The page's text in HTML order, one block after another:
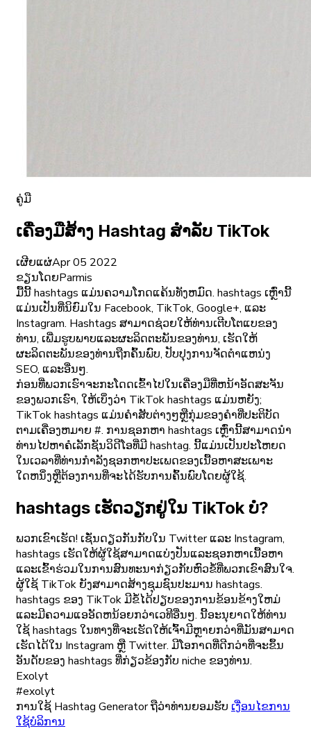
ຄູ່ມື
ເຄື່ອງມືສ້າງ Hashtag ສໍາລັບ TikTok
ເຜີຍແຜ່Apr 05 2022
ຂຽນໂດຍParmis
ມື້ນີ້ hashtags ແມ່ນຄວາມໂກດແຄ້ນທັງຫມົດ. hashtags ເຫຼົ່ານີ້
ແມ່ນເປັນທີ່ນິຍົມໃນ Facebook, TikTok, Google+, ແລະ
Instagram. Hashtags ສາມາດຊ່ວຍໃຫ້ທ່ານເຕີບໂຕແບຂອງ
ທ່ານ, ເພີ່ມຮູບພາບແລະຜະລິດຕະພັນຂອງທ່ານ, ເຮັດໃຫ້
ຜະລິດຕະພັນຂອງທ່ານຖືກຄົ້ນພົບ, ປັບປຸງການຈັດຕໍາແຫນ່ງ
SEO, ແລະອື່ນໆ.
ກ່ອນທີ່ພວກເຮົາຈະກະໂດດເຂົ້າໄປໃນເຄື່ອງມືທີ່ຫນ້າອັດສະຈັນ
ຂອງພວກເຮົາ, ໃຫ້ເບິ່ງວ່າ TikTok hashtags ແມ່ນຫຍັງ;
TikTok hashtags ແມ່ນຄໍາສັບຕ່າງໆຫຼືກຸ່ມຂອງຄໍາທີ່ປະຕິບັດ
ຕາມເຄື່ອງຫມາຍ #. ການຊອກຫາ hashtags ເຫຼົ່ານີ້ສາມາດນໍາ
ທ່ານໄປຫາຄໍເລັກຊັນວິດີໂອທີ່ມີ hashtag. ນີ້ແມ່ນເປັນປະໂຫຍດ
ໃນເວລາທີ່ທ່ານກໍາລັງຊອກຫາປະເພດຂອງເນື້ອຫາສະເພາະ
ໃດຫນຶ່ງຫຼືຕ້ອງການທີ່ຈະໄດ້ຮັບການຄົ້ນພົບໂດຍຜູ້ໃຊ້.
hashtags ເຮັດວຽກຢູ່ໃນ TikTok ບໍ?
ພວກ​ເຂົາ​ເຮັດ! ເຊັ່ນດຽວກັນກັບໃນ Twitter ແລະ Instagram,
hashtags ເຮັດໃຫ້ຜູ້ໃຊ້ສາມາດແບ່ງປັນແລະຊອກຫາເນື້ອຫາ
ແລະເຂົ້າຮ່ວມໃນການສົນທະນາກ່ຽວກັບຫົວຂໍ້ທີ່ພວກເຂົາສົນໃຈ.
ຜູ້ໃຊ້ TikTok ຍັງສາມາດສ້າງຊຸມຊົນປະມານ hashtags.
hashtags ຂອງ TikTok ມີຂໍ້ໄດ້ປຽບຂອງການຂ້ອນຂ້າງໃຫມ່
ແລະມີຄວາມແອອັດຫນ້ອຍກວ່າເວທີອື່ນໆ. ນີ້ອະນຸຍາດໃຫ້ທ່ານ
ໃຊ້ hashtags ໃນທາງທີ່ຈະເຮັດໃຫ້ເຈົ້າມີຫຼາຍກວ່າທີ່ມັນສາມາດ
ເຮັດໄດ້ໃນ Instagram ຫຼື Twitter. ມີໂອກາດທີ່ດີກວ່າທີ່ຈະຂຶ້ນ
ອັນດັບຂອງ hashtags ທີ່ກ່ຽວຂ້ອງກັບ niche ຂອງທ່ານ.
Exolyt
#exolyt
ການໃຊ້ Hashtag Generator ຖືວ່າທ່ານຍອມຮັບ ເງື່ອນໄຂການ
ໃຊ້ບໍລິການ